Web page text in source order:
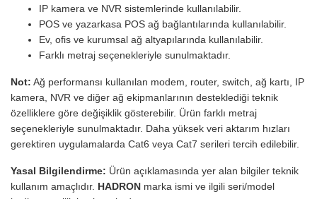
IP kamera ve NVR sistemlerinde kullanılabilir.
POS ve yazarkasa POS ağ bağlantılarında kullanılabilir.
Ev, ofis ve kurumsal ağ altyapılarında kullanılabilir.
Farklı metraj seçenekleriyle sunulmaktadır.
Not: Ağ performansı kullanılan modem, router, switch, ağ kartı, IP
kamera, NVR ve diğer ağ ekipmanlarının desteklediği teknik
özelliklere göre değişiklik gösterebilir. Ürün farklı metraj
seçenekleriyle sunulmaktadır. Daha yüksek veri aktarım hızları
gerektiren uygulamalarda Cat6 veya Cat7 serileri tercih edilebilir.
Yasal Bilgilendirme: Ürün açıklamasında yer alan bilgiler teknik
kullanım amaçlıdır. HADRON marka ismi ve ilgili seri/model